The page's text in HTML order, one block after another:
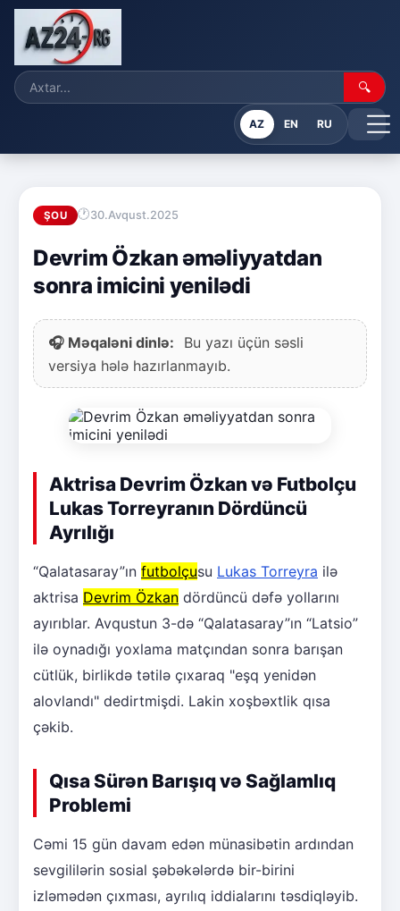
🔍
AZ EN RU
ŞOU 30.Avqust.2025
Devrim Özkan əməliyyatdan
sonra imicini yenilədi
🎧 Məqaləni dinlə:
Bu yazı üçün səsli
versiya hələ hazırlanmayıb.
Aktrisa Devrim Özkan və Futbolçu
Lukas Torreyranın Dördüncü
Ayrılığı
“Qalatasaray”ın futbolçusu Lukas Torreyra ilə
aktrisa Devrim Özkan dördüncü dəfə yollarını
ayırıblar. Avqustun 3-də “Qalatasaray”ın “Latsio”
ilə oynadığı yoxlama matçından sonra barışan
cütlük, birlikdə tətilə çıxaraq "eşq yenidən
alovlandı" dedirtmişdi. Lakin xoşbəxtlik qısa
çəkib.
Qısa Sürən Barışıq və Sağlamlıq
Problemi
Cəmi 15 gün davam edən münasibətin ardından
sevgililərin sosial şəbəkələrdə bir-birini
izləmədən çıxması, ayrılıq iddialarını təsdiqləyib.